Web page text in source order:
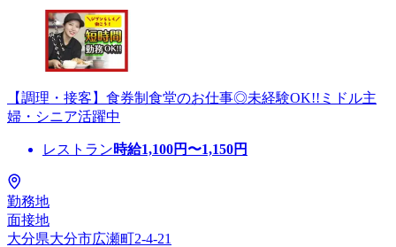
【調理・接客】食券制食堂のお仕事◎未経験OK!!ミドル主
婦・シニア活躍中
レストラン時給1,100円〜1,150円
勤務地
面接地
大分県大分市広瀬町2-4-21